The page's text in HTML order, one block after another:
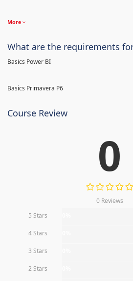
More
What are the requirements
Basics Power BI
Basics Primavera P6
Course Review
0
0 Reviews
5 Stars
4 Stars
3 Stars
2 Stars